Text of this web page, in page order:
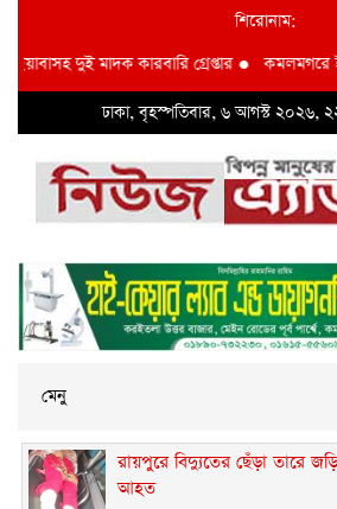
শিরোনাম:
দুই মাদক কারবারি গ্রেপ্তার●কমলমগরে
ঢাকা, বৃহস্পতিবার, ৬ আগস্ট ২০২৬,
মেনু
রায়পুরে বিদ্যুতের ছেঁড়া তারে
আহত